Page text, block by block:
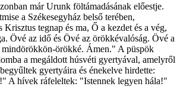
már Urunk föltámadásának előestje.
a Székesegyház belső terében,
Krisztus tegnap és ma, Ő a kezdet és a vég,
Övé az idő és Övé az örökkévalóság. Övé a
mindörökkön-örökké. Ámen." A püspök
a megáldott húsvéti gyertyával, amelyről
gyertyáira és énekelve hirdette:
A hívek ráfeleltek: "Istennek legyen hála!"